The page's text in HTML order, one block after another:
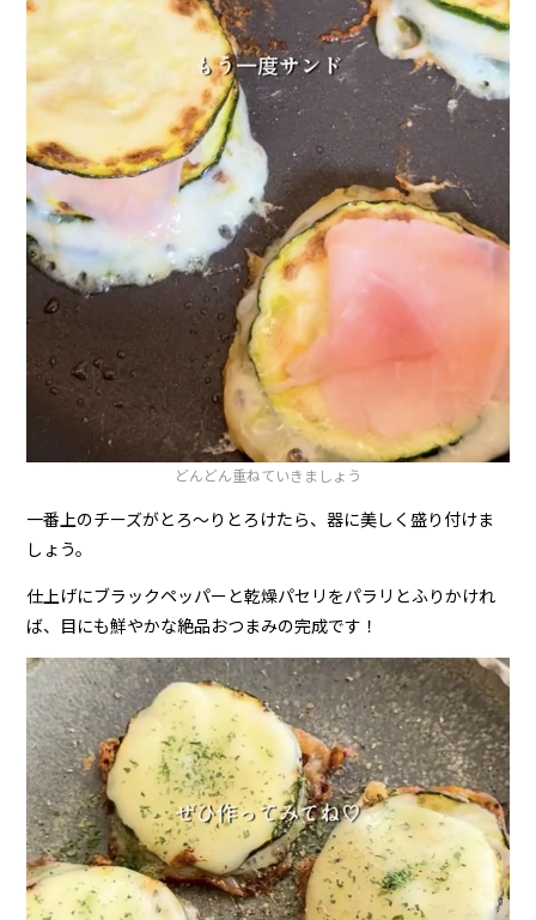
どんどん重ねていきましょう
一番上のチーズがとろ〜りとろけたら、器に美しく盛り付けま
しょう。
仕上げにブラックペッパーと乾燥パセリをパラリとふりかけれ
ば、目にも鮮やかな絶品おつまみの完成です！